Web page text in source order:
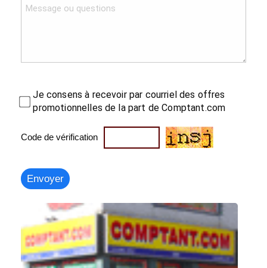
Je consens à recevoir par courriel des offres
promotionnelles de la part de Comptant.com
Code de vérification